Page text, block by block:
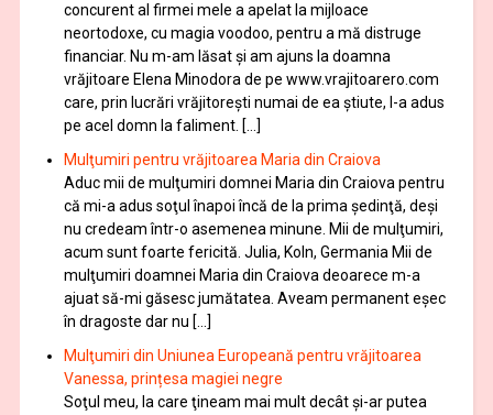
concurent al firmei mele a apelat la mijloace
neortodoxe, cu magia voodoo, pentru a mă distruge
financiar. Nu m-am lăsat şi am ajuns la doamna
vrăjitoare Elena Minodora de pe www.vrajitoarero.com
care, prin lucrări vrăjitorești numai de ea ştiute, l-a adus
pe acel domn la faliment. […]
Mulţumiri pentru vrăjitoarea Maria din Craiova
Aduc mii de mulţumiri domnei Maria din Craiova pentru
că mi-a adus soţul înapoi încă de la prima şedinţă, deşi
nu credeam într-o asemenea minune. Mii de mulţumiri,
acum sunt foarte fericită. Julia, Koln, Germania Mii de
mulţumiri doamnei Maria din Craiova deoarece m-a
ajuat să-mi găsesc jumătatea. Aveam permanent eşec
în dragoste dar nu […]
Mulţumiri din Uniunea Europeană pentru vrăjitoarea
Vanessa, prințesa magiei negre
Soţul meu, la care ţineam mai mult decât și-ar putea